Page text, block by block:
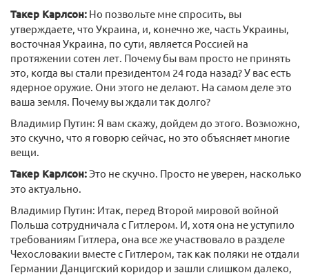
Такер Карлсон: Но позвольте мне спросить, вы
утверждаете, что Украина, и, конечно же, часть Украины,
восточная Украина, по сути, является Россией на
протяжении сотен лет. Почему бы вам просто не принять
это, когда вы стали президентом 24 года назад? У вас есть
ядерное оружие. Они этого не делают. На самом деле это
ваша земля. Почему вы ждали так долго?
Владимир Путин: Я вам скажу, дойдем до этого. Возможно,
это скучно, что я говорю сейчас, но это объясняет многие
вещи.
Такер Карлсон:Это не скучно. Просто не уверен, насколько
это актуально.
Владимир Путин: Итак, перед Второй мировой войной
Польша сотрудничала с Гитлером. И, хотя она не уступило
требованиям Гитлера, она все же участвовало в разделе
Чехословакии вместе с Гитлером, так как поляки не отдали
Германии Данцигский коридор и зашли слишком далеко,